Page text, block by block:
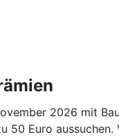
2026 mit
Euro